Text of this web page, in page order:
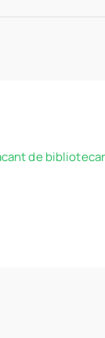
de